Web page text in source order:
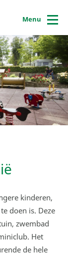
Menu
kinderen,
doen is. Deze
zwembad
Het
de hele